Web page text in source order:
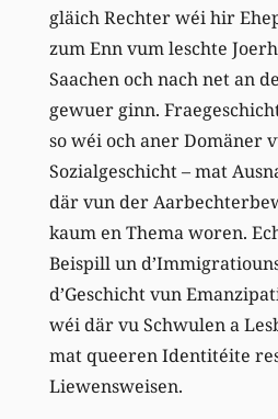
gläich Rechter wéi hir
zum Enn vum leschte
Saachen och nach net an
gewuer ginn.
so wéi och aner Domäner
Sozialgeschicht – mat
där vun der
kaum en Thema woren.
Beispill un
d’Geschicht vun
wéi där vu Schwulen a
mat queeren Identitéite
Liewensweisen.